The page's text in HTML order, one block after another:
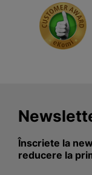
Înscriete la
reducere la